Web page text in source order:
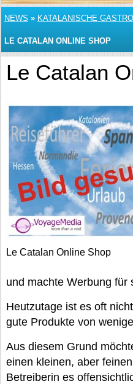
NEWS » KATALANISCHE
LE CATALAN ONLINE SHOP
Le Catalan
Le Catalan Online Shop
und machte Werbung
Heutzutage ist es oft
gute Produkte von
Aus diesem Grund
einen kleinen, aber
Betreiberin es